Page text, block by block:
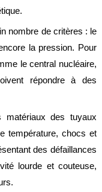
nombre de critères : le
la pression. Pour
le central nucléaire,
répondre à des
des tuyaux
température, chocs et
des défaillances
lourde et couteuse,